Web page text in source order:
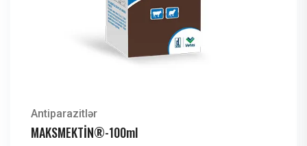
Antiparazitlər
MAKSMEKTİN®-100ml